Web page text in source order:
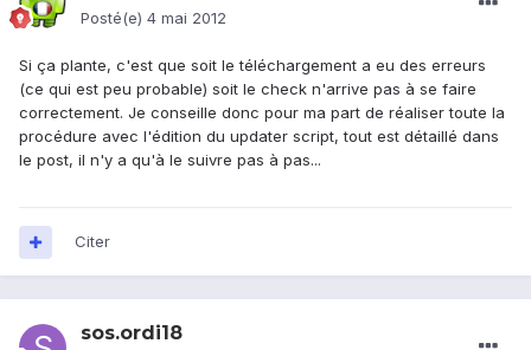
Posté(e) 4 mai 2012
Si ça plante, c'est que soit le téléchargement a eu des erreurs
(ce qui est peu probable) soit le check n'arrive pas à se faire
correctement. Je conseille donc pour ma part de réaliser toute la
procédure avec l'édition du updater script, tout est détaillé dans
le post, il n'y a qu'à le suivre pas à pas...
Citer
sos.ordi18